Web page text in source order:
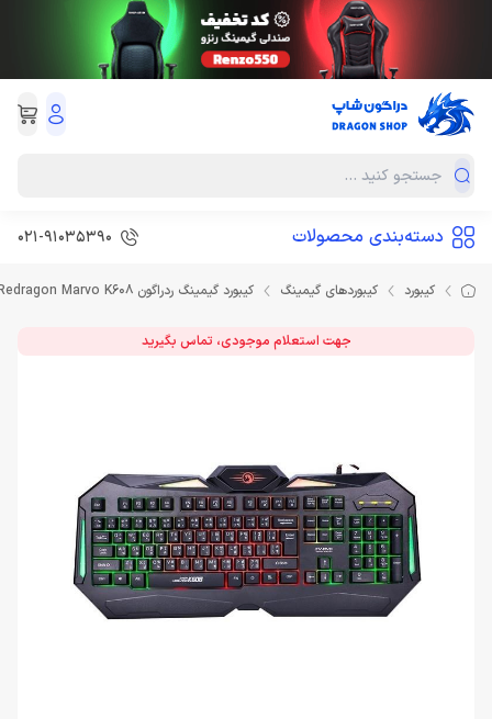
دسته‌بندی محصولات 021-91035390
کیبورد کیبوردهای گیمینگ کیبورد گیمینگ ردراگون Keyboard Redragon Marvo K608
جهت استعلام موجودی، تماس بگیرید